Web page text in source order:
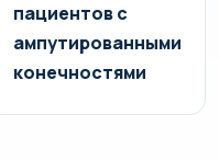
пациентов с
ампутированными
конечностями